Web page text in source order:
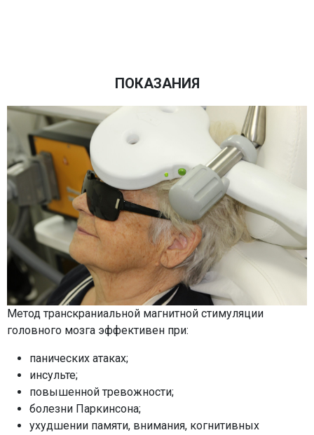
ПОКАЗАНИЯ
Метод транскраниальной магнитной стимуляции
головного мозга эффективен при:
панических атаках;
инсульте;
повышенной тревожности;
болезни Паркинсона;
ухудшении памяти, внимания, когнитивных